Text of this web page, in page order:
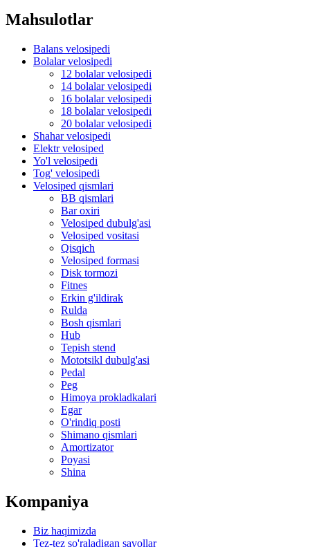
Mahsulotlar
Balans velosipedi
Bolalar velosipedi
12 bolalar velosipedi
14 bolalar velosipedi
16 bolalar velosipedi
18 bolalar velosipedi
20 bolalar velosipedi
Shahar velosipedi
Elektr velosiped
Yo'l velosipedi
Tog' velosipedi
Velosiped qismlari
BB qismlari
Bar oxiri
Velosiped dubulg'asi
Velosiped vositasi
Qisqich
Velosiped formasi
Disk tormozi
Fitnes
Erkin g'ildirak
Rulda
Bosh qismlari
Hub
Tepish stend
Mototsikl dubulg'asi
Pedal
Peg
Himoya prokladkalari
Egar
O'rindiq posti
Shimano qismlari
Amortizator
Poyasi
Shina
Kompaniya
Biz haqimizda
Tez-tez so'raladigan savollar